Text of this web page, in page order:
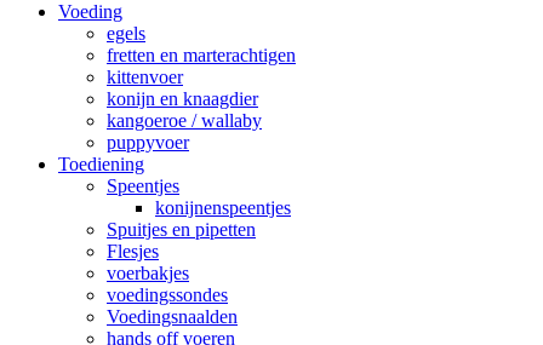
Voeding
egels
fretten en marterachtigen
kittenvoer
konijn en knaagdier
kangoeroe / wallaby
puppyvoer
Toediening
Speentjes
konijnenspeentjes
Spuitjes en pipetten
Flesjes
voerbakjes
voedingssondes
Voedingsnaalden
hands off voeren